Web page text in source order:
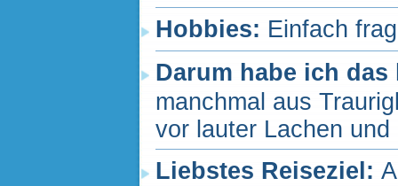
Hobbies: Einfach
Darum habe ich
manchmal aus
vor lauter Lachen
Liebstes Reiseziel: